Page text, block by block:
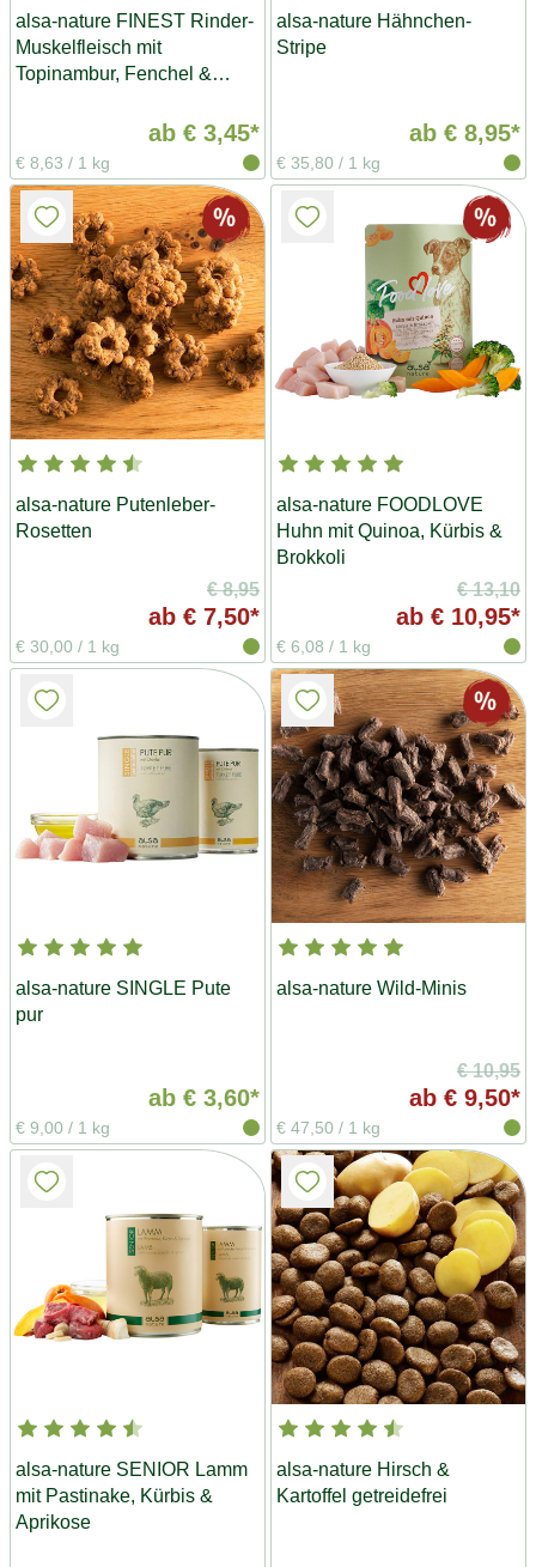
alsa-nature FINEST Rinder-
Muskelfleisch mit
Topinambur, Fenchel &
ab € 3,45*
€ 8,63 / 1 kg
alsa-nature Hähnchen-
Stripe
ab € 8,95*
€ 35,80 / 1 kg
alsa-nature Putenleber-
Rosetten
€ 8,95
ab € 7,50*
€ 30,00 / 1 kg
alsa-nature FOODLOVE
Huhn mit Quinoa, Kürbis &
Brokkoli
€ 13,10
ab € 10,95*
€ 6,08 / 1 kg
alsa-nature SINGLE Pute
pur
ab € 3,60*
€ 9,00 / 1 kg
alsa-nature Wild-Minis
€ 10,95
ab € 9,50*
€ 47,50 / 1 kg
alsa-nature SENIOR Lamm
mit Pastinake, Kürbis &
Aprikose
alsa-nature Hirsch &
Kartoffel getreidefrei